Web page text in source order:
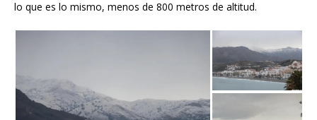
lo que es lo mismo, menos de 800 metros de altitud.